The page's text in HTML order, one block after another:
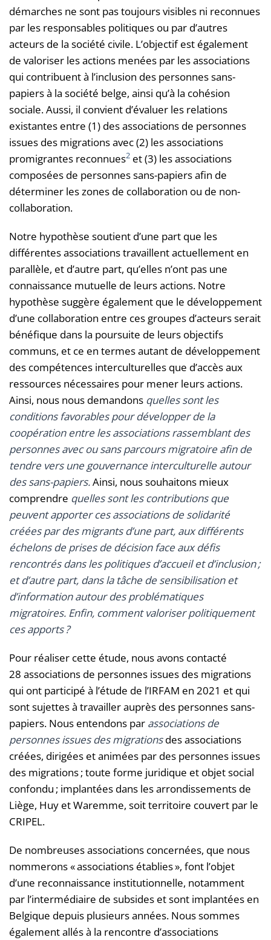
démarches ne sont pas toujours visibles ni reconnues
par les responsables politiques ou par d’autres
acteurs de la société civile. L’objectif est également
de valoriser les actions menées par les associations
qui contribuent à l’inclusion des personnes sans-
papiers à la société belge, ainsi qu’à la cohésion
sociale. Aussi, il convient d’évaluer les relations
existantes entre (1) des associations de personnes
issues des migrations avec (2) les associations
promigrantes reconnues2 et (3) les associations
composées de personnes sans-papiers afin de
déterminer les zones de collaboration ou de non-
collaboration.
Notre hypothèse soutient d’une part que les
différentes associations travaillent actuellement en
parallèle, et d’autre part, qu’elles n’ont pas une
connaissance mutuelle de leurs actions. Notre
hypothèse suggère également que le développement
d’une collaboration entre ces groupes d’acteurs serait
bénéfique dans la poursuite de leurs objectifs
communs, et ce en termes autant de développement
des compétences interculturelles que d’accès aux
ressources nécessaires pour mener leurs actions.
Ainsi, nous nous demandons quelles sont les
conditions favorables pour développer de la
coopération entre les associations rassemblant des
personnes avec ou sans parcours migratoire afin de
tendre vers une gouvernance interculturelle autour
des sans-papiers.Ainsi, nous souhaitons mieux
comprendre quelles sont les contributions que
peuvent apporter ces associations de solidarité
créées par des migrants d’une part, aux différents
échelons de prises de décision face aux défis
rencontrés dans les politiques d’accueil et d’inclusion;
et d’autre part, dans la tâche de sensibilisation et
d’information autour des problématiques
migratoires. Enfin, comment valoriser politiquement
ces apports?
Pour réaliser cette étude, nous avons contacté
28 associations de personnes issues des migrations
qui ont participé à l’étude de l’IRFAM en 2021 et qui
sont sujettes à travailler auprès des personnes sans-
papiers. Nous entendons par associations de
personnes issues des migrationsdes associations
créées, dirigées et animées par des personnes issues
des migrations ; toute forme juridique et objet social
confondu ; implantées dans les arrondissements de
Liège, Huy et Waremme, soit territoire couvert par le
CRIPEL.
De nombreuses associations concernées, que nous
nommerons « associations établies », font l’objet
d’une reconnaissance institutionnelle, notamment
par l’intermédiaire de subsides et sont implantées en
Belgique depuis plusieurs années. Nous sommes
également allés à la rencontre d’associations